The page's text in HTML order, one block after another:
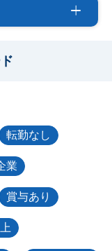
転勤なし
業
賞与あり